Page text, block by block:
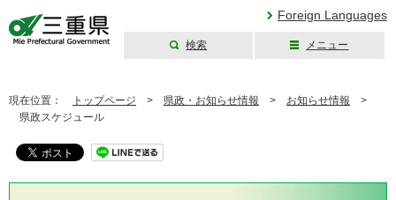
Foreign Languages
検索 メニュー
現在位置： トップページ > 県政・お知らせ情報 > お知らせ情報 >
県政スケジュール